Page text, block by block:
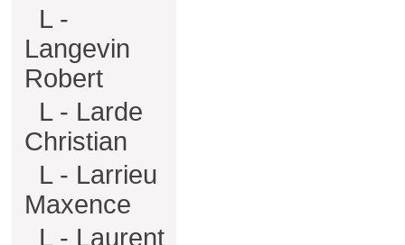
L -
Langevin
Robert
L - Larde
Christian
L - Larrieu
Maxence
L - Laurent